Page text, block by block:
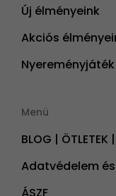
Új élményeink
Akciós
Nyereményjáték
Menü
BLOG |
Adatvédelem